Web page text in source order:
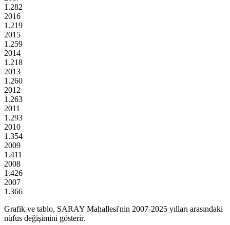
1.282
2016
1.219
2015
1.259
2014
1.218
2013
1.260
2012
1.263
2011
1.293
2010
1.354
2009
1.411
2008
1.426
2007
1.366
Grafik ve tablo, SARAY Mahallesi'nin 2007-2025 yılları arasındaki
nüfus değişimini gösterir.